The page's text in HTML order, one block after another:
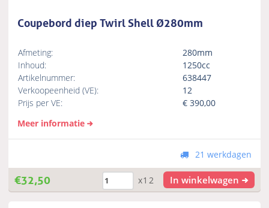
Coupebord diep Twirl Shell Ø280mm
Afmeting:
280mm
Inhoud:
1250cc
Artikelnummer:
638447
Verkoopeenheid (VE):
12
Prijs per VE:
€390,00
Meer informatie
21 werkdagen
€32,50 x12 In winkelwagen